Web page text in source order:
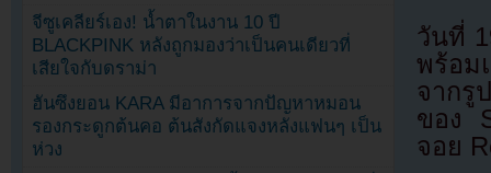
วันที่
พร้อ
จากรู
ของ
จอย
จีซูเคลียร์เอง! น้ำตาในงาน 10 ปี
BLACKPINK หลังถูกมองว่าเป็นคนเดียวที่
เสียใจกับดราม่า
ฮันซึงยอน KARA มีอาการจากปัญหาหมอน
รองกระดูกต้นคอ ต้นสังกัดแจงหลังแฟนๆ เป็น
ห่วง